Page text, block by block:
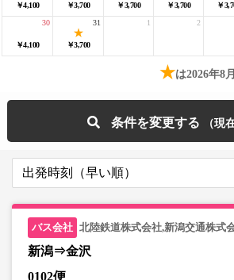
￥4,100 ￥3,700 ￥3,700 ￥3,700 ￥
￥4,100
30
￥3,700
31 1 2
★は2026年8
条件を変更する
北陸鉄道株式会社,新潟交通株式
新潟⇒金沢
0102便